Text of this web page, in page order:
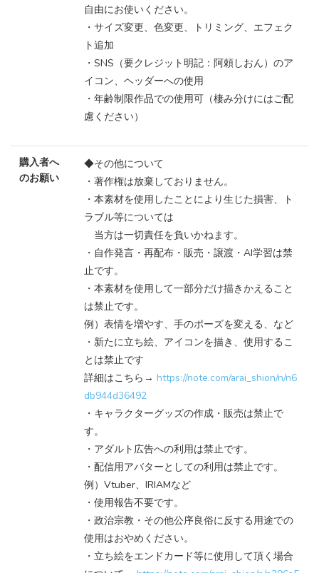
自由にお使いください。
・サイズ変更、色変更、トリミング、エフェク
ト追加
・SNS（要クレジット明記：阿頼しおん）のア
イコン、ヘッダーへの使用
・年齢制限作品での使用可（棲み分けにはご配
慮ください）
購入者へ
のお願い
◆その他について
・著作権は放棄しておりません。
・本素材を使用したことにより生じた損害、ト
ラブル等については
当方は一切責任を負いかねます。
・自作発言・再配布・販売・譲渡・AI学習は禁
止です。
・本素材を使用して一部分だけ描きかえること
は禁止です。
例）表情を増やす、手のポーズを変える、など
・新たに立ち絵、アイコンを描き、使用するこ
とは禁止です
詳細はこちら→ https://note.com/arai_shion/n/n6
db944d36492
・キャラクターグッズの作成・販売は禁止で
す。
・アダルト広告への利用は禁止です。
・配信用アバターとしての利用は禁止です。
例）Vtuber、IRIAMなど
・使用報告不要です。
・政治宗教・その他公序良俗に反する用途での
使用はおやめください。
・立ち絵をエンドカード等に使用して頂く場合